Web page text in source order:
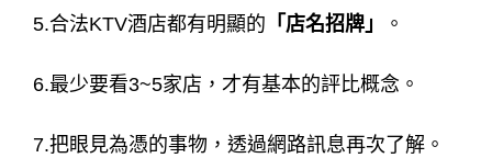
5.合法KTV酒店都有明顯的 「店名招牌」 。
6.最少要看3~5家店，才有基本的評比概念。
7.把眼見為憑的事物，透過網路訊息再次了解。